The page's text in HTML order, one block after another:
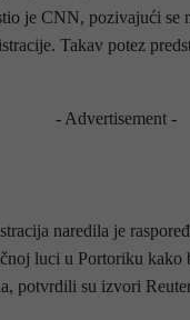
je CNN, pozivajući se
Takav potez
- Advertisement -
naredila je
luci u Portoriku kako
potvrdili su izvori